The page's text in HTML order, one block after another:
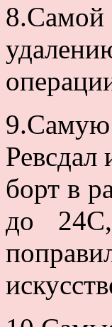
8.Самой
Ревсдал
борт в
до